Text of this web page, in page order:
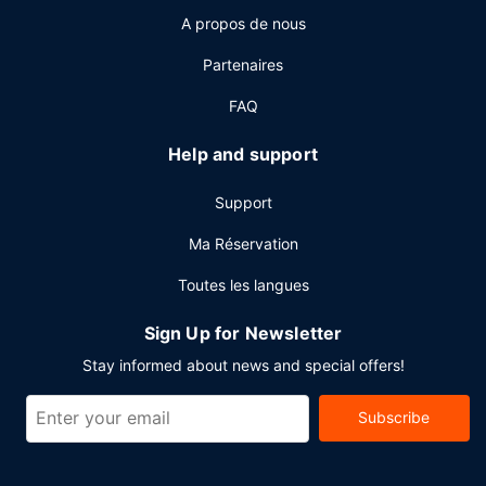
Les équipements et services proposés incluent des
journaux gratuits dans le hall, une réception ouverte 24
à Castres, faites confiance à cet hôtel qui dispose
d'espaces événements mesurant 16 mètres carrés et
réunion. Un parking gratuit est disponible dans l'enceinte
A propos de nous
Partenaires
FAQ
Help and support
Support
Ma Réservation
Toutes les langues
Sign Up for Newsletter
Stay informed about news and special offers!
Subscribe